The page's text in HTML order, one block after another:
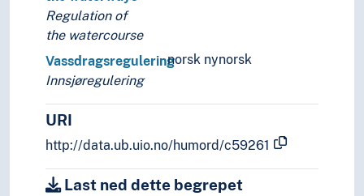
Regulation of
the watercourse
norsk nynorsk
Vassdragsregulering
Innsjøregulering
URI
http://data.ub.uio.no/humord/c59261
Last ned dette begrepet